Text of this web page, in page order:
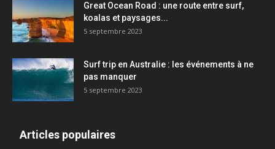
Great Ocean Road : une route entre surf,
koalas et paysages...
5 septembre 2023
Surf trip en Australie : les événements à ne
pas manquer
5 septembre 2023
Articles populaires